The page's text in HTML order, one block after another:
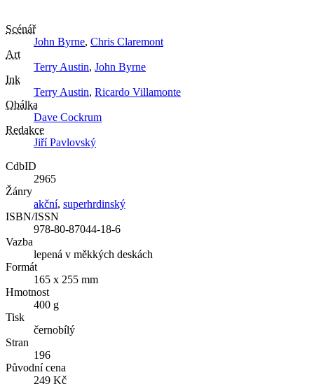
Scénář
John Byrne, Chris Claremont
Art
Terry Austin, John Byrne
Ink
Terry Austin, Ricardo Villamonte
Obálka
Dave Cockrum
Redakce
Jiří Pavlovský
CdbID
2965
Žánry
akční, superhrdinský
ISBN/ISSN
978-80-87044-18-6
Vazba
lepená v měkkých deskách
Formát
165 x 255 mm
Hmotnost
400 g
Tisk
černobílý
Stran
196
Původní cena
249 Kč